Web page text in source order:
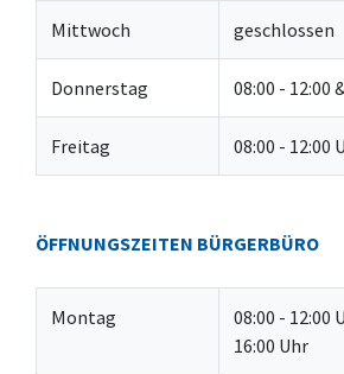
Mittwoch geschlossen
Donnerstag 08:00 - 12:00
Freitag 08:00 - 12:00
ÖFFNUNGSZEITEN BÜRGERBÜRO
Montag
08:00 - 12:00
16:00 Uhr